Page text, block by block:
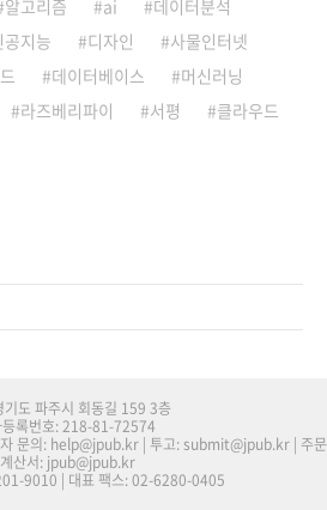
알고리즘 ai
데이터분석
공지능 디자인
사물인터넷
데이터베이스
머신러닝
라즈베리파이 서평 클라우드
도 파주시 회동길 159 3층
등록번호: 218-81-72574
문의: help@jpub.kr | 투고: submit@jpub.kr | 주문
산서: jpub@jpub.kr
9010 | 대표 팩스: 02-6280-0405